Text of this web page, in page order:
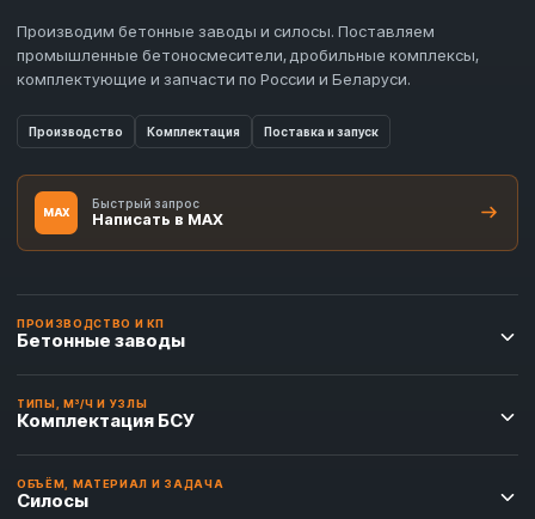
Производим бетонные заводы и силосы. Поставляем
промышленные бетоносмесители, дробильные комплексы,
комплектующие и запчасти по России и Беларуси.
Производство Комплектация Поставка и запуск
MAX
Быстрый запрос
Написать в MAX
ПРОИЗВОДСТВО И КП
Бетонные заводы
ТИПЫ, М³/Ч И УЗЛЫ
Комплектация БСУ
ОБЪЁМ, МАТЕРИАЛ И ЗАДАЧА
Силосы